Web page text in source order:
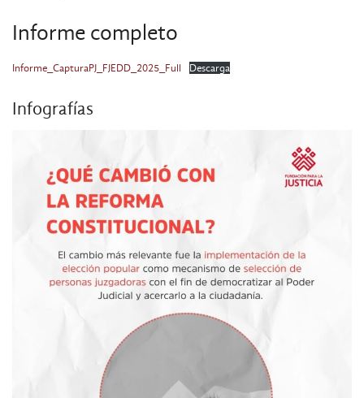
Informe completo
Informe_CapturaPJ_FJEDD_2025_Full Descarga
Infografías